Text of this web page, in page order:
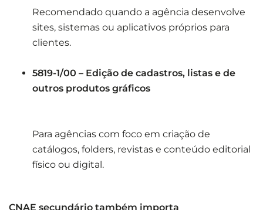
Recomendado quando a agência desenvolve
sites, sistemas ou aplicativos próprios para
clientes.
5819-1/00 – Edição de cadastros, listas e de
outros produtos gráficos
Para agências com foco em criação de
catálogos, folders, revistas e conteúdo editorial
físico ou digital.
CNAE secundário também importa